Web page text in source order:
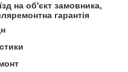
на об'єкт замовника,
гарантія